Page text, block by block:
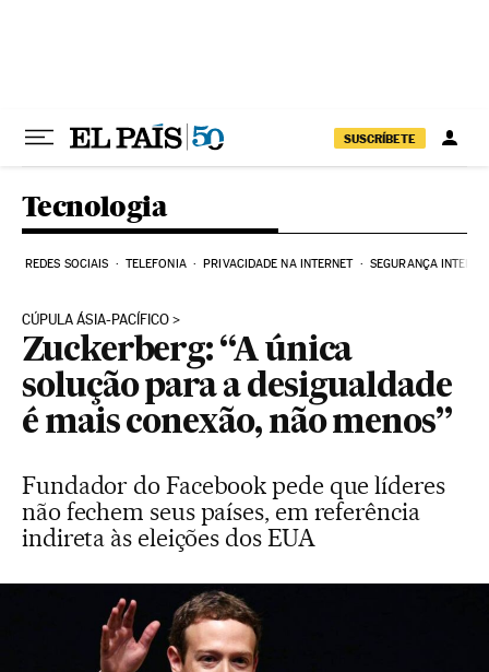
SUSCRÍBETE
Tecnologia
REDES SOCIAIS TELEFONIA PRIVACIDADE NA INTERNET SEGURANÇA
CÚPULA ÁSIA-PACÍFICO
Zuckerberg: “A única
solução para a desigualdade
é mais conexão, não menos”
Fundador do Facebook pede que líderes
não fechem seus países, em referência
indireta às eleições dos EUA